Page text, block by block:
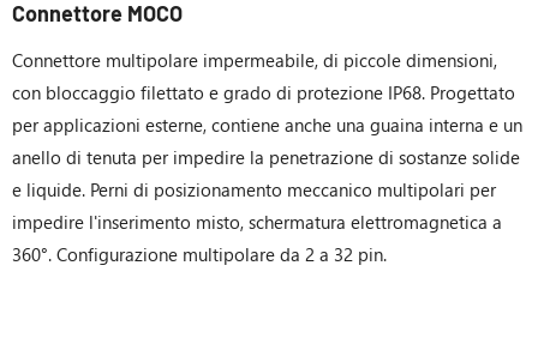
Connettore MOCO
Connettore multipolare impermeabile, di piccole dimensioni,
con bloccaggio filettato e grado di protezione IP68. Progettato
per applicazioni esterne, contiene anche una guaina interna e un
anello di tenuta per impedire la penetrazione di sostanze solide
e liquide. Perni di posizionamento meccanico multipolari per
impedire l'inserimento misto, schermatura elettromagnetica a
360°. Configurazione multipolare da 2 a 32 pin.